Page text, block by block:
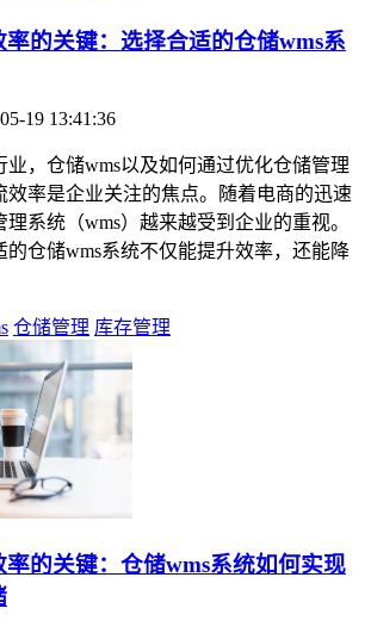
的关键：选择合适的仓储wms系
19 13:41:36
业，仓储wms以及如何通过优化仓储管理
效率是企业关注的焦点。随着电商的迅速
理系统（wms）越来越受到企业的重视。
的仓储wms系统不仅能提升效率，还能降
仓储管理 库存管理
的关键：仓储wms系统如何实现